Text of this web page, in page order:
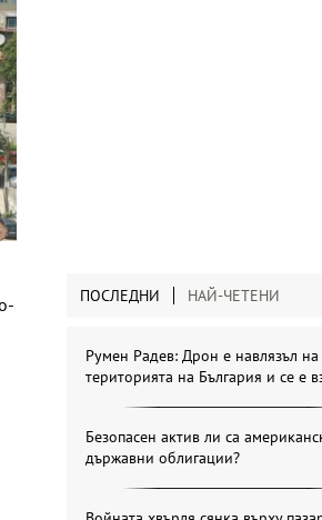
ПОСЛЕДНИ НАЙ-ЧЕТЕНИ
Румен Радев: Дрон е навлязъл на
територията на България и се е
Безопасен актив ли са
държавни облигации?